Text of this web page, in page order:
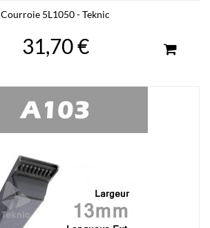
Courroie 5L1050 - Teknic
31,70 €